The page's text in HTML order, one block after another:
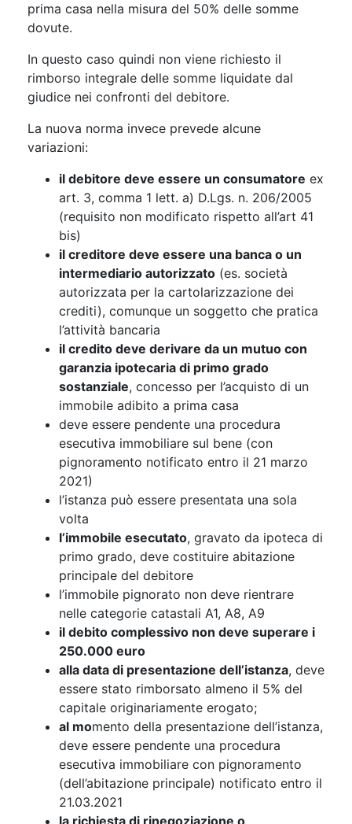
prima casa nella misura del 50% delle somme
dovute.
In questo caso quindi non viene richiesto il
rimborso integrale delle somme liquidate dal
giudice nei confronti del debitore.
La nuova norma invece prevede alcune
variazioni:
il debitore deve essere un consumatore ex
art. 3, comma 1 lett. a) D.Lgs. n. 206/2005
(requisito non modificato rispetto all’art 41
bis)
il creditore deve essere una banca o un
intermediario autorizzato (es. società
autorizzata per la cartolarizzazione dei
crediti), comunque un soggetto che pratica
l’attività bancaria
il credito deve derivare da un mutuo con
garanzia ipotecaria di primo grado
sostanziale, concesso per l’acquisto di un
immobile adibito a prima casa
deve essere pendente una procedura
esecutiva immobiliare sul bene (con
pignoramento notificato entro il 21 marzo
2021)
l’istanza può essere presentata una sola
volta
l’immobile esecutato, gravato da ipoteca di
primo grado, deve costituire abitazione
principale del debitore
l’immobile pignorato non deve rientrare
nelle categorie catastali A1, A8, A9
il debito complessivo non deve superare i
250.000 euro
alla data di presentazione dell’istanza, deve
essere stato rimborsato almeno il 5% del
capitale originariamente erogato;
al momento della presentazione dell’istanza,
deve essere pendente una procedura
esecutiva immobiliare con pignoramento
(dell’abitazione principale) notificato entro il
21.03.2021